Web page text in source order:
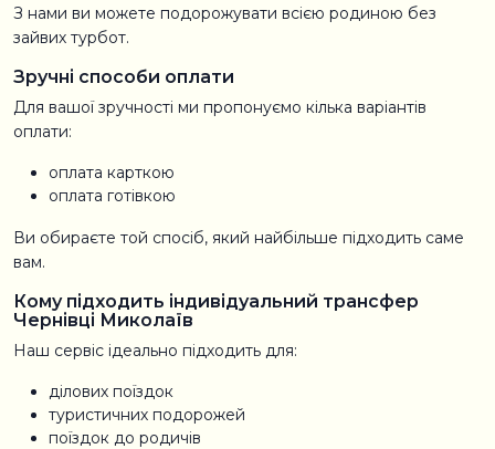
З нами ви можете подорожувати всією родиною без
зайвих турбот.
Зручні способи оплати
Для вашої зручності ми пропонуємо кілька варіантів
оплати:
оплата карткою
оплата готівкою
Ви обираєте той спосіб, який найбільше підходить саме
вам.
Кому підходить індивідуальний трансфер
Чернівці Миколаїв
Наш сервіс ідеально підходить для:
ділових поїздок
туристичних подорожей
поїздок до родичів